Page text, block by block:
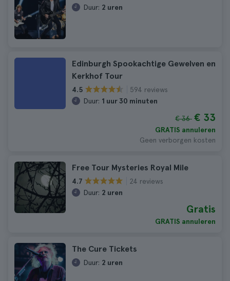
Duur: 2 uren
Edinburgh Spookachtige Gewelven en
Kerkhof Tour
4.5
594 reviews
Duur: 1 uur 30 minuten
€ 36 € 33
GRATIS annuleren
Geen verborgen kosten
Free Tour Mysteries Royal Mile
4.7
24 reviews
Duur: 2 uren
Gratis
GRATIS annuleren
The Cure Tickets
Duur: 2 uren